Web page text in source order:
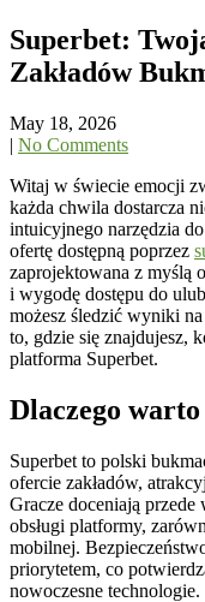
Superbet:
Zakładów
May 18, 2026
| No Comments
Witaj w świecie emocji
każda chwila dostarcza
intuicyjnego narzędzia
ofertę dostępną poprzez
zaprojektowana z myślą
i wygodę dostępu do
możesz śledzić wyniki
to, gdzie się znajdujesz,
platforma Superbet.
Dlaczego
Superbet to polski
ofercie zakładów,
Gracze doceniają przede
obsługi platformy,
mobilnej.
priorytetem, co
nowoczesne technologie.